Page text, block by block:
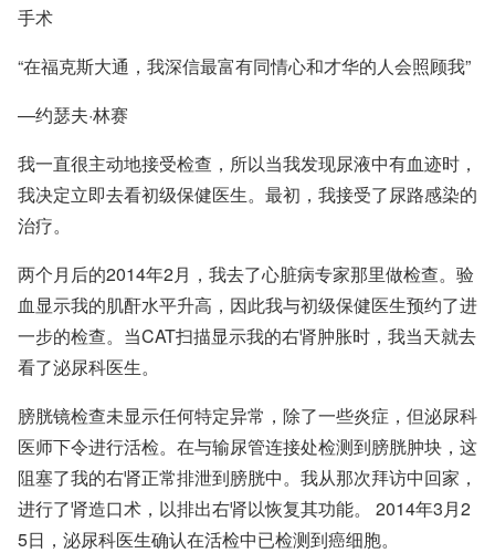
手术
“在福克斯大通，我深信最富有同情心和才华的人会照顾我”
—约瑟夫·林赛
我一直很主动地接受检查，所以当我发现尿液中有血迹时，
我决定立即去看初级保健医生。最初，我接受了尿路感染的
治疗。
两个月后的2014年2月，我去了心脏病专家那里做检查。验
血显示我的肌酐水平升高，因此我与初级保健医生预约了进
一步的检查。当CAT扫描显示我的右肾肿胀时，我当天就去
看了泌尿科医生。
膀胱镜检查未显示任何特定异常，除了一些炎症，但泌尿科
医师下令进行活检。在与输尿管连接处检测到膀胱肿块，这
阻塞了我的右肾正常排泄到膀胱中。我从那次拜访中回家，
进行了肾造口术，以排出右肾以恢复其功能。 2014年3月2
5日，泌尿科医生确认在活检中已检测到癌细胞。